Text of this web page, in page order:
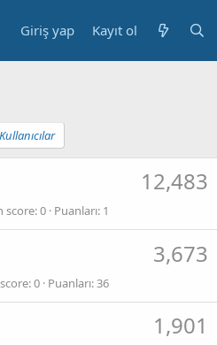
Giriş yap Kayıt ol
Kullanıcılar
12,483
score 0 Puanları 1
3,673
0 Puanları 36
1,901